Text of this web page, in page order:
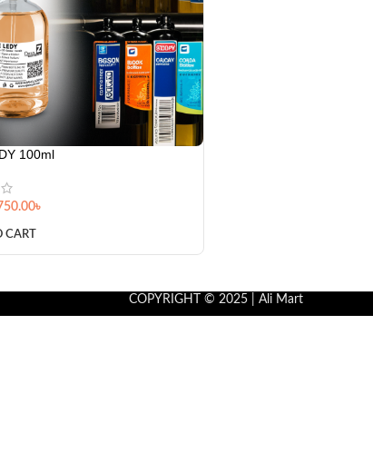
100ml
৳
COPYRIGHT © 2025 | Ali Mart